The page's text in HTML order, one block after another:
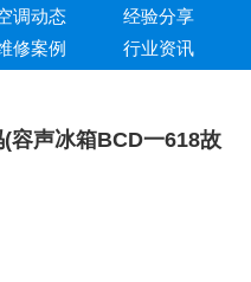
调动态
经验分享
修案例 行业资讯
容声冰箱BCD一618故